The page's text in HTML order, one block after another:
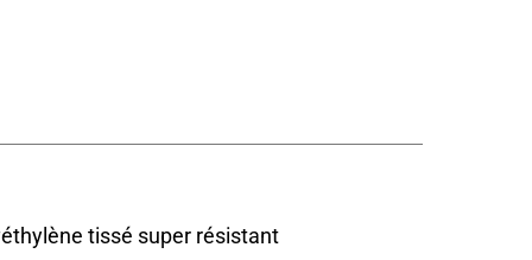
tissé super résistant